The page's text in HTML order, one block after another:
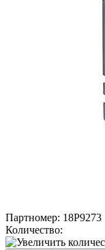
Партномер: 18P9273
Количество: